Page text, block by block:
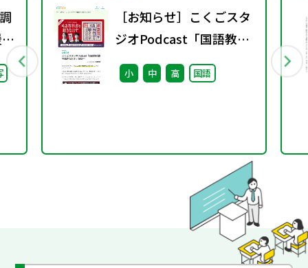
［お知らせ］こくごスタ
ジオPodcast「国語教科
書を聴きなおす」配信中
小 中 高 国語